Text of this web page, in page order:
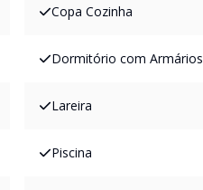
Copa Cozinha
Dormitório com Armários
Lareira
Piscina